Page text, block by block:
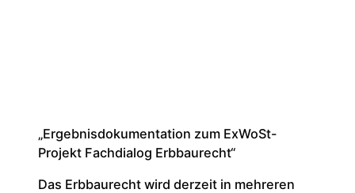
„Ergebnisdokumentation zum ExWoSt-
Projekt Fachdialog Erbbaurecht“
Das Erbbaurecht wird derzeit in mehreren